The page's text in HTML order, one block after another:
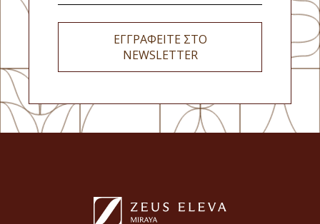
ΕΓΓΡΑΦΕΙΤΕ ΣΤΟ
NEWSLETTER